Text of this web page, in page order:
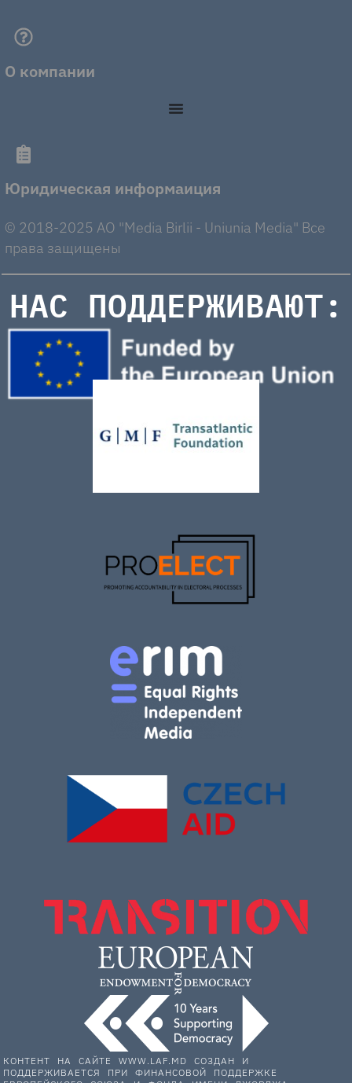
О компании
Юридическая информаиция
© 2018-2025 AO "Media Birlii - Uniunia Media" Все
права защищены
НАС ПОДДЕРЖИВАЮТ:
КОНТЕНТ НА САЙТЕ WWW.LAF.MD СОЗДАН И
ПОДДЕРЖИВАЕТСЯ ПРИ ФИНАНСОВОЙ ПОДДЕРЖКЕ